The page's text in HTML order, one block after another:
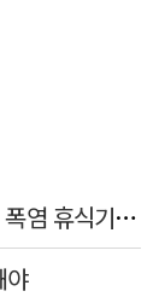
'단비같은 휴식' 삼성 라이온즈, 9일까지 폭염 휴식기에 재정비
야